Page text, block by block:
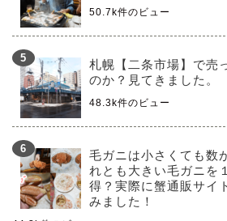
50.7k件のビュー
札幌【二条市場】で売
のか？見てきました。
48.3k件のビュー
毛ガニは小さくても数
れとも大きい毛ガニを
得？実際に蟹通販サイ
みました！